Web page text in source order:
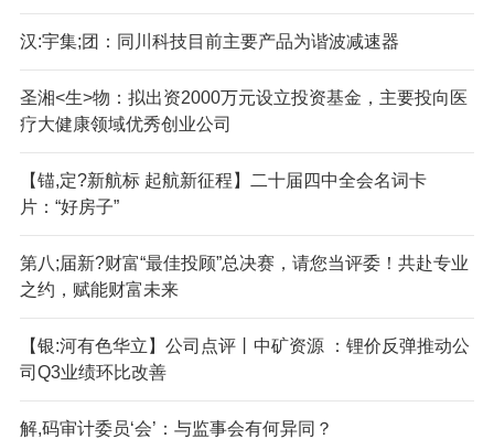
汉:宇集;团：同川科技目前主要产品为谐波减速器
圣湘<生>物：拟出资2000万元设立投资基金，主要投向医
疗大健康领域优秀创业公司
【锚,定?新航标 起航新征程】二十届四中全会名词卡
片：“好房子”
第八;届新?财富“最佳投顾”总决赛，请您当评委！共赴专业
之约，赋能财富未来
【银:河有色华立】公司点评丨中矿资源 ：锂价反弹推动公
司Q3业绩环比改善
解,码审计委员‘会’：与监事会有何异同？